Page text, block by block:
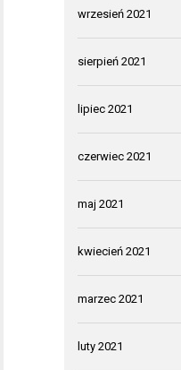
wrzesień 2021
sierpień 2021
lipiec 2021
czerwiec 2021
maj 2021
kwiecień 2021
marzec 2021
luty 2021